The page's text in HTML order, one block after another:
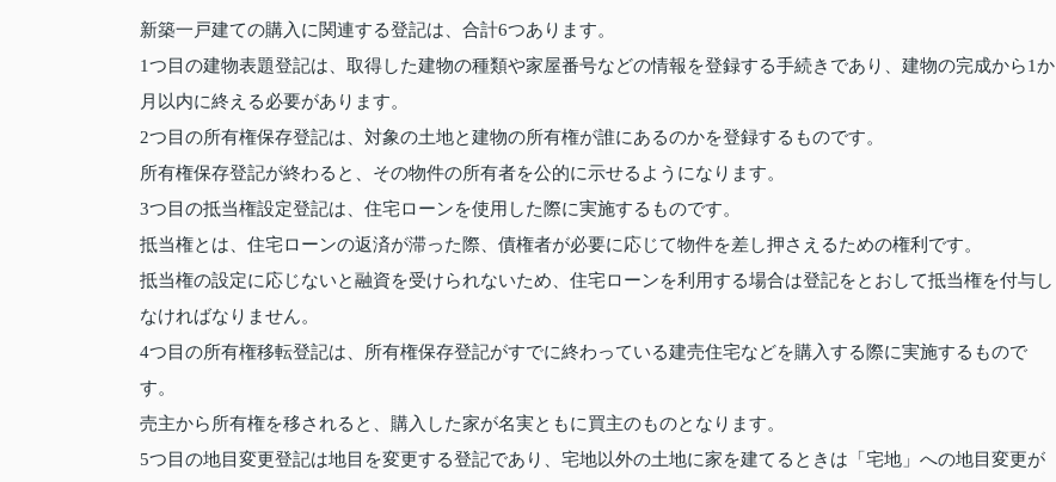
新築一戸建ての購入に関連する登記は、合計6つあります。
1つ目の建物表題登記は、取得した建物の種類や家屋番号などの情報を登録する手続きであり、建物の完成から1か
月以内に終える必要があります。
2つ目の所有権保存登記は、対象の土地と建物の所有権が誰にあるのかを登録するものです。
所有権保存登記が終わると、その物件の所有者を公的に示せるようになります。
3つ目の抵当権設定登記は、住宅ローンを使用した際に実施するものです。
抵当権とは、住宅ローンの返済が滞った際、債権者が必要に応じて物件を差し押さえるための権利です。
抵当権の設定に応じないと融資を受けられないため、住宅ローンを利用する場合は登記をとおして抵当権を付与し
なければなりません。
4つ目の所有権移転登記は、所有権保存登記がすでに終わっている建売住宅などを購入する際に実施するもので
す。
売主から所有権を移されると、購入した家が名実ともに買主のものとなります。
5つ目の地目変更登記は地目を変更する登記であり、宅地以外の土地に家を建てるときは「宅地」への地目変更が